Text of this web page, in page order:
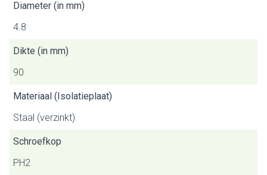
Diameter (in mm)
4.8
Dikte (in mm)
90
Materiaal (Isolatieplaat)
Staal (verzinkt)
Schroefkop
PH2